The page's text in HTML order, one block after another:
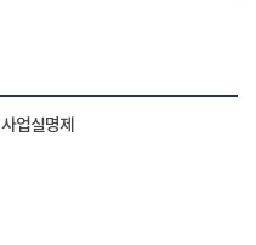
사업실명제